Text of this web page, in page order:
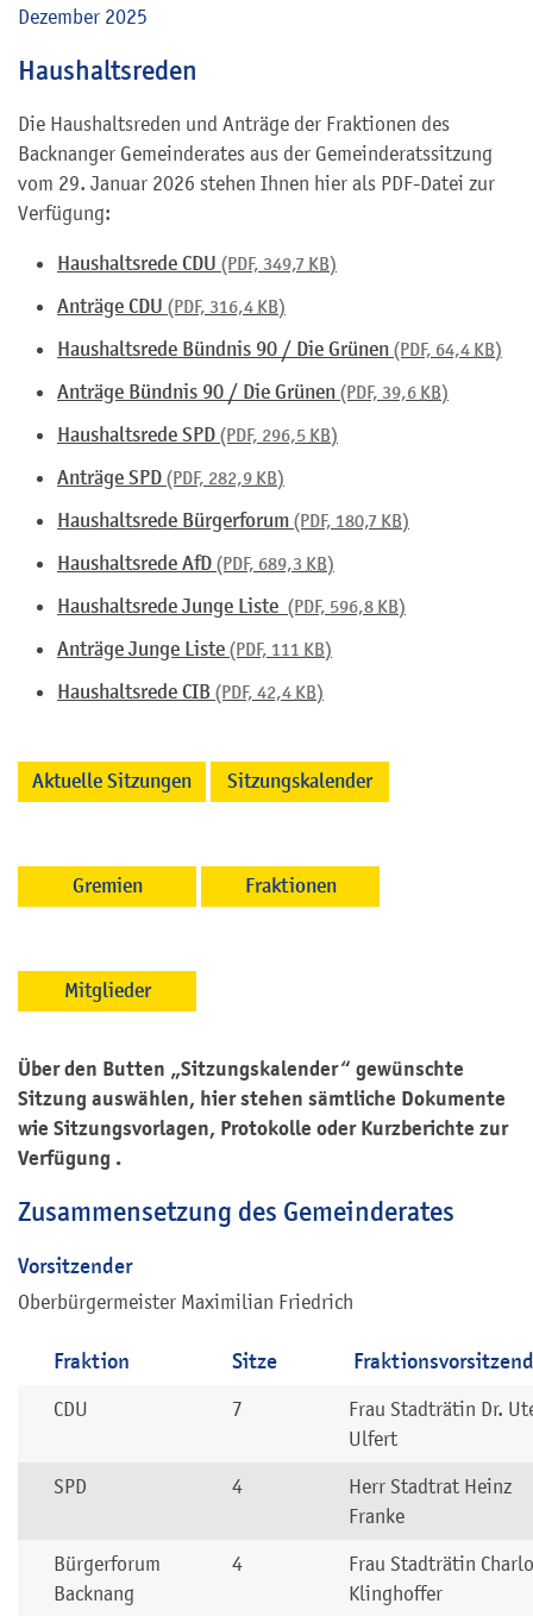
Dezember 2025
Haushaltsreden
Die Haushaltsreden und Anträge der Fraktionen des
Backnanger Gemeinderates aus der Gemeinderatssitzung
vom 29. Januar 2026 stehen Ihnen hier als PDF-Datei zur
Verfügung:
Haushaltsrede CDU (PDF, 349,7KB)
Anträge CDU (PDF, 316,4KB)
Haushaltsrede Bündnis 90 / Die Grünen (PDF, 64,4KB)
Anträge Bündnis 90 / Die Grünen (PDF, 39,6KB)
Haushaltsrede SPD (PDF, 296,5KB)
Anträge SPD (PDF, 282,9KB)
Haushaltsrede Bürgerforum (PDF, 180,7KB)
Haushaltsrede AfD (PDF, 689,3 KB)
Haushaltsrede Junge Liste (PDF, 596,8KB)
Anträge Junge Liste (PDF, 111 KB)
Haushaltsrede CIB (PDF, 42,4KB)
Aktuelle Sitzungen Sitzungskalender
Gremien Fraktionen
Mitglieder
Über den Butten „Sitzungskalender“ gewünschte
Sitzung auswählen, hier stehen sämtliche Dokumente
wie Sitzungsvorlagen, Protokolle oder Kurzberichte zur
Verfügung .
Zusammensetzung des Gemeinderates
Vorsitzender
Oberbürgermeister Maximilian Friedrich
Fraktion Sitze
CDU 7
Frau Stadträtin Dr.
Ulfert
SPD
4
Herr Stadtrat Heinz
Franke
Bürgerforum
Backnang
4
Frau Stadträtin
Klinghoffer